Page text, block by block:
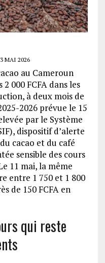
MAI 2026
au Cameroun
000 FCFA dans les
à deux mois de
2026 prévue le 15
par le Système
dispositif d’alerte
cacao et du café
sensible des cours
11 mai, la même
entre 1 750 et 1 800
de 150 FCFA en
qui reste